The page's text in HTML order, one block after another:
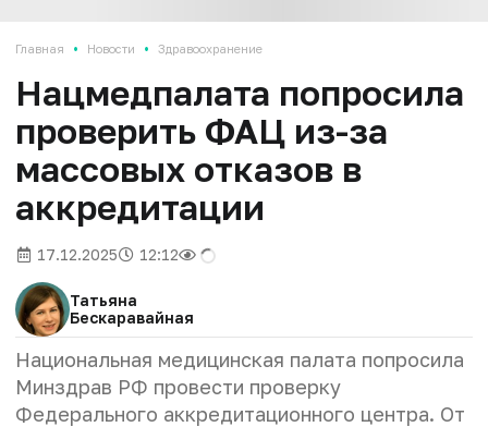
Главная • Новости • Здравоохранение
Нацмедпалата попросила
проверить ФАЦ из-за
массовых отказов в
аккредитации
17.12.2025 12:12
Татьяна
Бескаравайная
Национальная медицинская палата попросила
Минздрав РФ провести проверку
Федерального аккредитационного центра. От